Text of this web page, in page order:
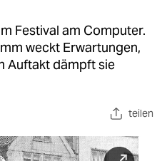
Festival am Computer.
weckt Erwartungen,
Auftakt dämpft sie
teilen